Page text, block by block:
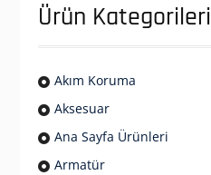
Ürün Kategorileri
Akım Koruma
Aksesuar
Ana Sayfa Ürünleri
Armatür